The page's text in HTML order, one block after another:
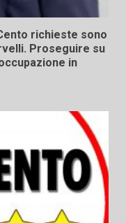
richieste sono
Proseguire su
in